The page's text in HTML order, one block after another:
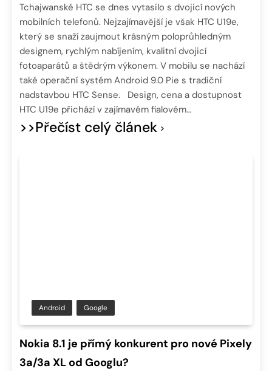
Tchajwanské HTC se dnes vytasilo s dvojicí nových
mobilních telefonů. Nejzajímavější je však HTC U19e,
který se snaží zaujmout krásným poloprůhledným
designem, rychlým nabíjením, kvalitní dvojicí
fotoaparátů a štědrým výkonem. V mobilu se nachází
také operační systém Android 9.0 Pie s tradiční
nadstavbou HTC Sense. Design, cena a dostupnost
HTC U19e přichází v zajímavém fialovém…
>>Přečíst celý článek
Android Google
Nokia 8.1 je přímý konkurent pro nové Pixely
3a/3a XL od Googlu?